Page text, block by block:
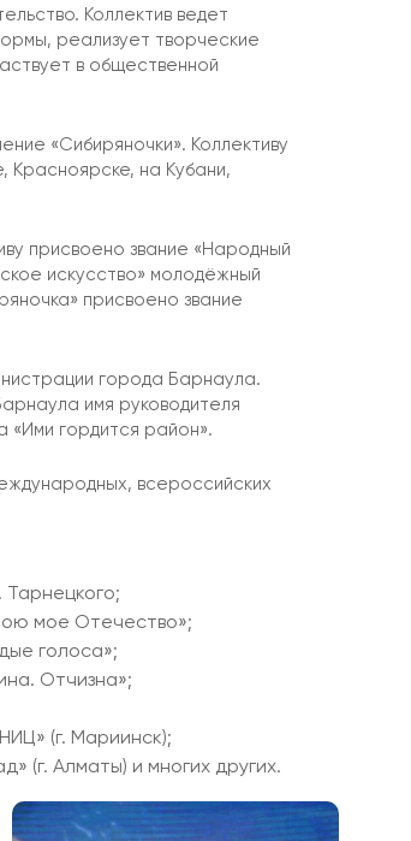
Коллектив ведет
реализует творческие
в общественной
«Сибиряночки». Коллективу
Красноярске, на Кубани,
присвоено звание «Народный
искусство» молодёжный
присвоено звание
города Барнаула.
имя руководителя
«Ими гордится район».
всероссийских
мое Отечество»;
голоса»;
Отчизна»;
(г. Мариинск);
(г. Алматы) и многих других.